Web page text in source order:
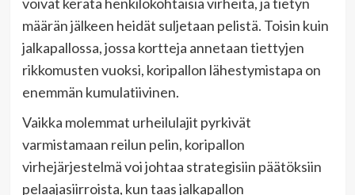
määrän jälkeen heidät suljetaan pelistä. Toisin kuin
jalkapallossa, jossa kortteja annetaan tiettyjen
rikkomusten vuoksi, koripallon lähestymistapa on
enemmän kumulatiivinen.
Vaikka molemmat urheilulajit pyrkivät
varmistamaan reilun pelin, koripallon
virhejärjestelmä voi johtaa strategisiin päätöksiin
pelaajasiirroista, kun taas jalkapallon